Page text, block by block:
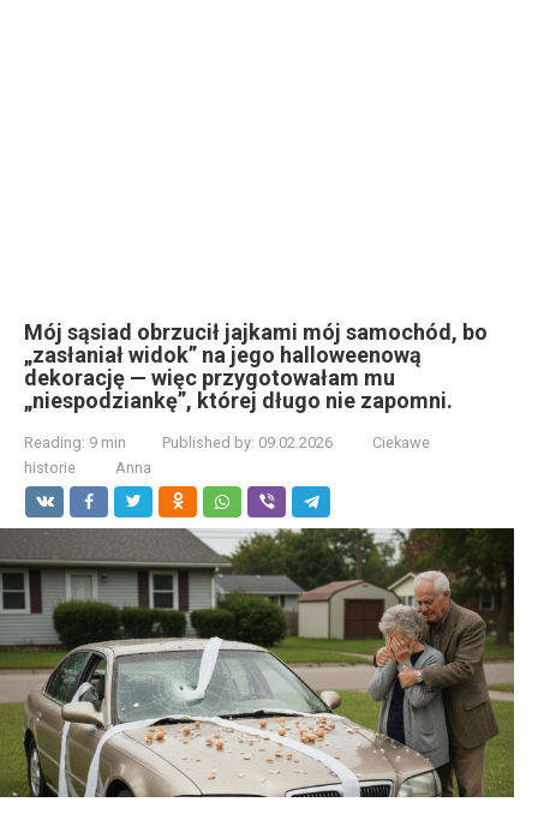
Mój sąsiad obrzucił jajkami mój samochód, bo
„zasłaniał widok” na jego halloweenową
dekorację — więc przygotowałam mu
„niespodziankę”, której długo nie zapomni.
Reading: 9 min Published by: 09.02.2026
Ciekawe
historie
Anna